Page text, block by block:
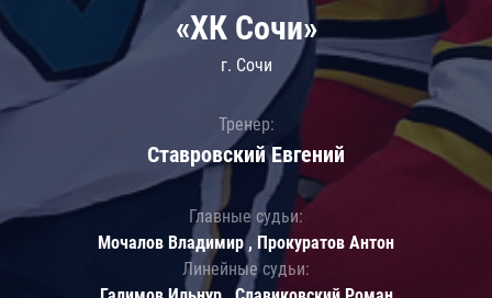
«ХК Сочи»
г. Сочи
Тренер:
Ставровский Евгений
Главные судьи:
Мочалов Владимир , Прокуратов Антон
Линейные судьи: